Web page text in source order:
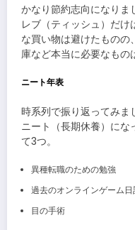
かなり節約志向になりま
レブ（ティッシュ）だ
な買い物は避けたもの
庫など本当に必要なもの
ニート年表
時系列で振り返ってみま
ニート（長期休養）にな
て3つ。
異種転職のための勉強
過去のオンラインゲーム
目の手術